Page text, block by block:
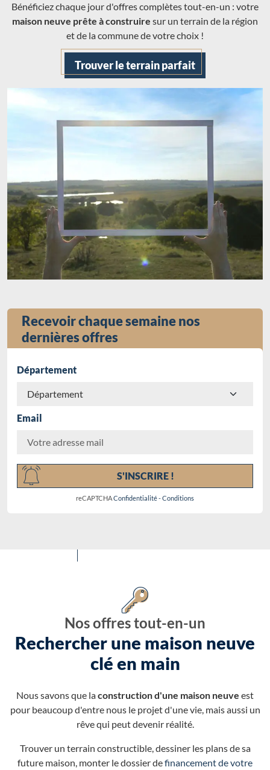
Bénéficiez chaque jour d'offres complètes tout-en-un : votre
maison neuve prête à construire sur un terrain de la région
et de la commune de votre choix !
Trouver le terrain parfait
Recevoir chaque semaine nos
dernières offres
Département
Email
S'INSCRIRE !
reCAPTCHAConfidentialité-Conditions
Nos offres tout-en-un
Rechercher une maison neuve
clé en main
Nous savons que laconstruction d'une maison neuve est
pour beaucoup d'entre nous le projet d'une vie, mais aussi un
rêve qui peut devenir réalité.
Trouver un terrain constructible, dessiner les plans de sa
future maison, monter le dossier definancement de votre